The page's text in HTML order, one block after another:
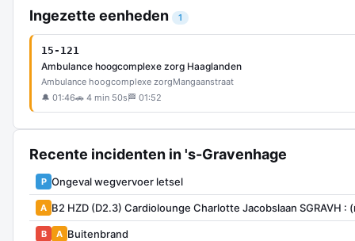
Ingezette eenheden 1
15-121
Ambulance hoogcomplexe zorg Haaglanden
Ambulance hoogcomplexe zorgMangaanstraat
🔔 01:46🚗 4 min 50s 🏁 01:52
Recente incidenten in 's-Gravenhage
P Ongeval wegvervoer letsel
A B2 HZD (D2.3) Cardiolounge Charlotte Jacobslaan SGRAVH :
B A Buitenbrand